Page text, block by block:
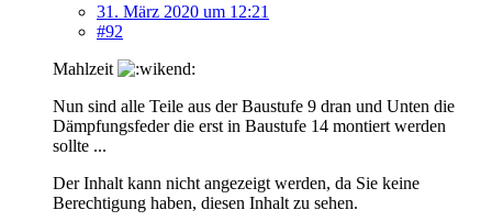
31. März 2020 um 12:21
#92
Mahlzeit
Nun sind alle Teile aus der Baustufe 9 dran und Unten die
Dämpfungsfeder die erst in Baustufe 14 montiert werden
sollte ...
Der Inhalt kann nicht angezeigt werden, da Sie keine
Berechtigung haben, diesen Inhalt zu sehen.